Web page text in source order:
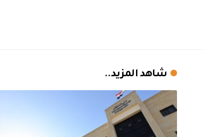
شاهد المزيد..